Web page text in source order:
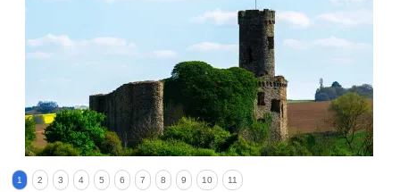
1 2 3 4 5 6 7 8 9 10 11